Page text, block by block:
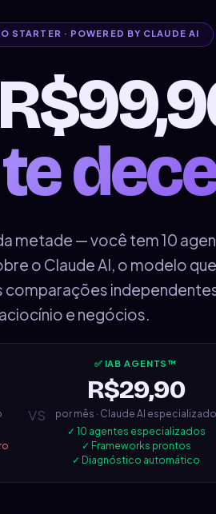
STARTER · POWERED BY CLAUDE AI
metade — você tem 10
o Claude AI, o modelo
comparações
e negócios.
vs
✅ IAB AGENTS™
R$29,90
por mês · Claude AI especializado
✓ 10 agentes especializados
✓ Frameworks prontos
✓ Diagnóstico automático